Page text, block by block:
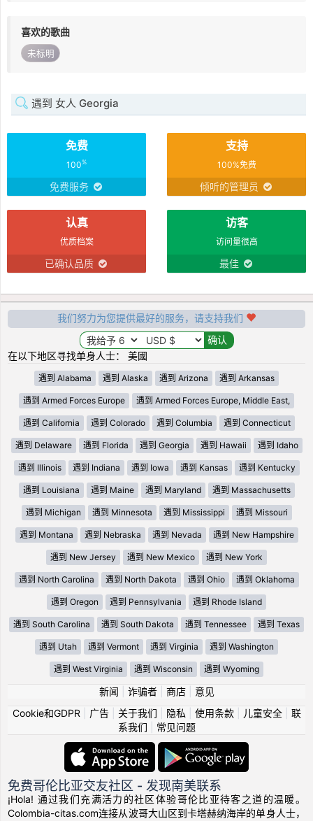
喜欢的歌曲
未标明
遇到 女人 Georgia
免费
100%
免费服务
支持
100%免费
倾听的管理员
认真
优质档案
已确认品质
访客
访问量很高
最佳
我们努力为您提供最好的服务，请支持我们
在以下地区寻找单身人士： 美國
遇到 Alabama 遇到 Alaska 遇到 Arizona 遇到 Arkansas
遇到 Armed Forces Europe 遇到 Armed Forces Europe, Middle East,
遇到 California 遇到 Colorado 遇到 Columbia 遇到 Connecticut
遇到 Delaware 遇到 Florida 遇到 Georgia 遇到 Hawaii 遇到 Idaho
遇到 Illinois 遇到 Indiana 遇到 Iowa 遇到 Kansas 遇到 Kentucky
遇到 Louisiana 遇到 Maine 遇到 Maryland 遇到 Massachusetts
遇到 Michigan 遇到 Minnesota 遇到 Mississippi 遇到 Missouri
遇到 Montana 遇到 Nebraska 遇到 Nevada 遇到 New Hampshire
遇到 New Jersey 遇到 New Mexico 遇到 New York
遇到 North Carolina 遇到 North Dakota 遇到 Ohio 遇到 Oklahoma
遇到 Oregon 遇到 Pennsylvania 遇到 Rhode Island
遇到 South Carolina 遇到 South Dakota 遇到 Tennessee 遇到 Texas
遇到 Utah 遇到 Vermont 遇到 Virginia 遇到 Washington
遇到 West Virginia 遇到 Wisconsin 遇到 Wyoming
新闻 诈骗者| 商店| 意见
Cookie和GDPR
广告| 关于我们 隐私 使用条款| 儿童安全| 联
系我们
常见问题
免费哥伦比亚交友社区 - 发现南美联系
¡Hola! 通过我们充满活力的社区体验哥伦比亚待客之道的温暖。
Colombia-citas.com连接从波哥大山区到卡塔赫纳海岸的单身人士，